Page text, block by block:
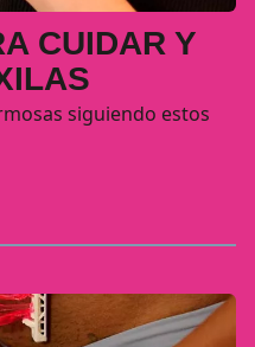
CUIDAR Y
siguiendo estos